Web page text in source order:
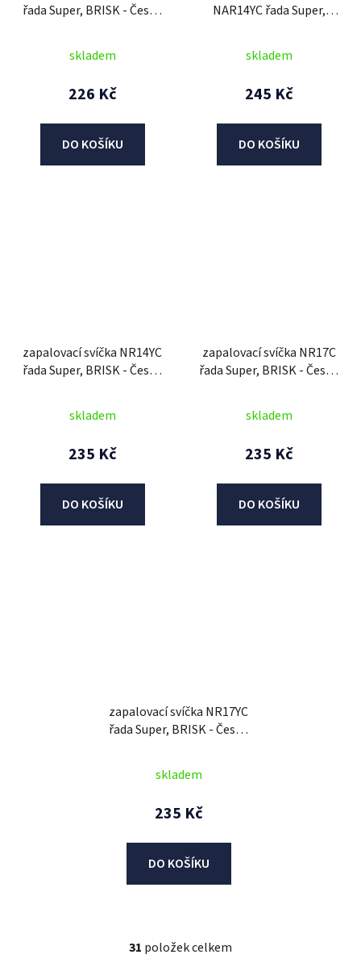
řada Super, BRISK - Česká
skladem
226 Kč
DO KOŠÍKU
NAR14YC řada Super,
skladem
245 Kč
DO KOŠÍKU
zapalovací svíčka NR14YC
řada Super, BRISK - Česká
skladem
235 Kč
DO KOŠÍKU
zapalovací svíčka NR17C
řada Super, BRISK - Česká
skladem
235 Kč
DO KOŠÍKU
zapalovací svíčka NR17YC
řada Super, BRISK - Česká
skladem
235 Kč
DO KOŠÍKU
O
31 položek celkem